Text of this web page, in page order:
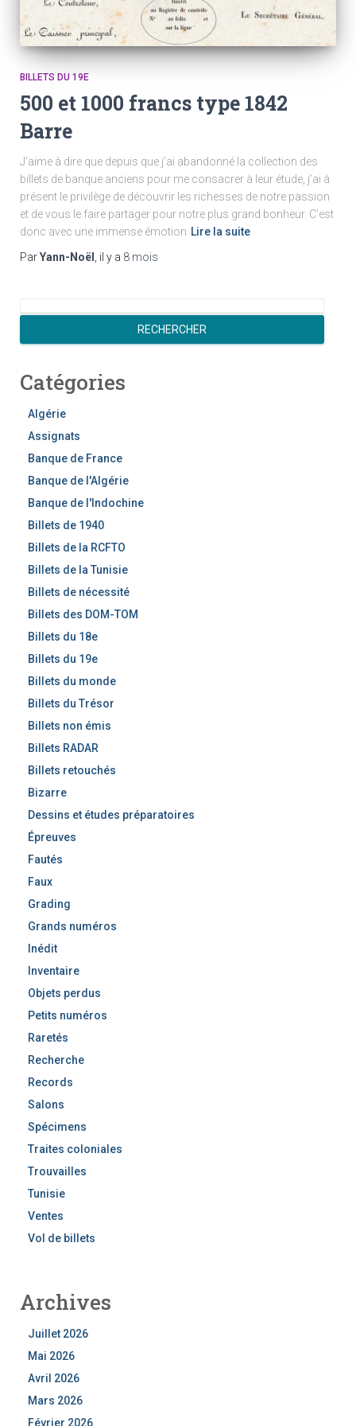
BILLETS DU 19E
500 et 1000 francs type 1842
Barre
J’aime à dire que depuis que j’ai abandonné la collection des
billets de banque anciens pour me consacrer à leur étude, j’ai à
présent le privilège de découvrir les richesses de notre passion
et de vous le faire partager pour notre plus grand bonheur. C’est
donc avec une immense émotion Lire la suite
ParYann-Noël , il y a 8 mois
c
e
RECHERCHER
Catégories
Algérie
Assignats
Banque de France
Banque de l'Algérie
Banque de l'Indochine
Billets de 1940
Billets de la RCFTO
Billets de la Tunisie
Billets de nécessité
Billets des DOM-TOM
Billets du 18e
Billets du 19e
Billets du monde
Billets du Trésor
Billets non émis
Billets RADAR
Billets retouchés
Bizarre
Dessins et études préparatoires
Épreuves
Fautés
Faux
Grading
Grands numéros
Inédit
Inventaire
Objets perdus
Petits numéros
Raretés
Recherche
Records
Salons
Spécimens
Traites coloniales
Trouvailles
Tunisie
Ventes
Vol de billets
Archives
Juillet 2026
Mai 2026
Avril 2026
Mars 2026
Février 2026